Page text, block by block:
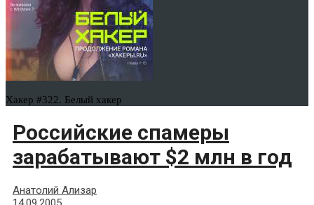
Хакер #322. Белый хакер
Российские спамеры
зарабатывают $2 млн в год
Анатолий Ализар